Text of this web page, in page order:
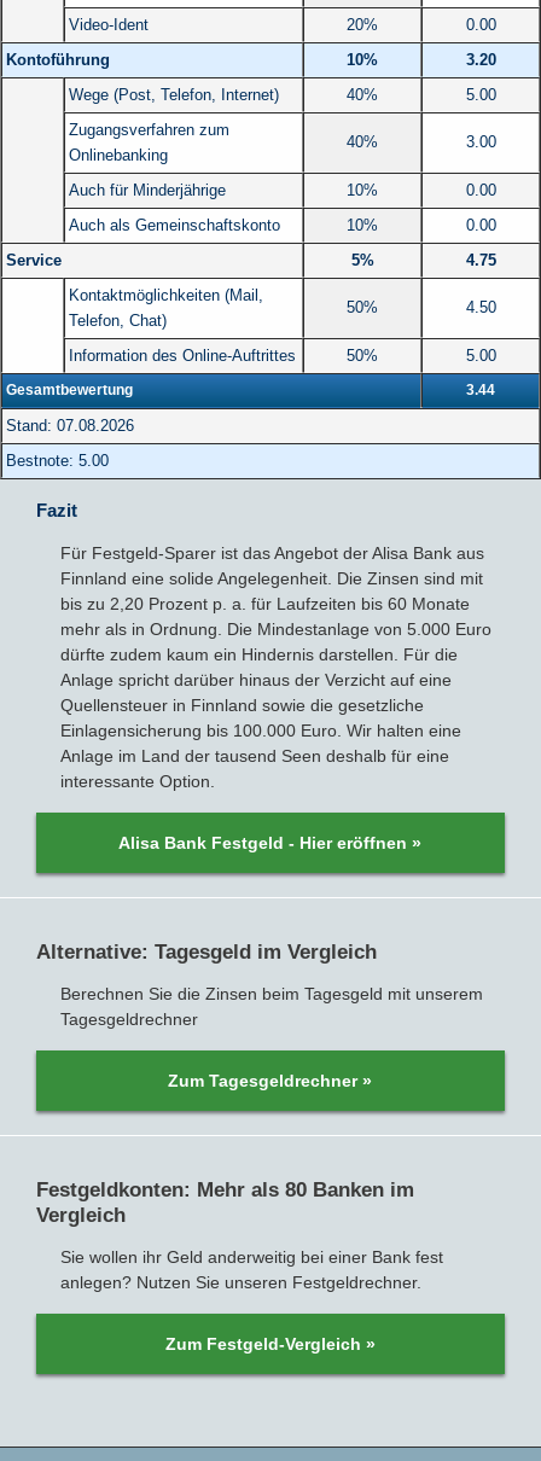
Video-Ident 20%
0.00
Kontoführung
10%
3.20
Wege (Post, Telefon, Internet)
40%
5.00
Zugangsverfahren zum
Onlinebanking
40% 3.00
Auch für Minderjährige 10%
0.00
Auch als Gemeinschaftskonto
10%
0.00
Service
5%
4.75
Kontaktmöglichkeiten (Mail,
Telefon, Chat)
50% 4.50
Information des Online-Auftrittes 50% 5.00
Gesamtbewertung 3.44
Stand: 07.08.2026
Bestnote: 5.00
Fazit
Für Festgeld-Sparer ist das Angebot der Alisa Bank aus
Finnland eine solide Angelegenheit. Die Zinsen sind mit
bis zu 2,20 Prozent p. a. für Laufzeiten bis 60 Monate
mehr als in Ordnung. Die Mindestanlage von 5.000 Euro
dürfte zudem kaum ein Hindernis darstellen. Für die
Anlage spricht darüber hinaus der Verzicht auf eine
Quellensteuer in Finnland sowie die gesetzliche
Einlagensicherung bis 100.000 Euro. Wir halten eine
Anlage im Land der tausend Seen deshalb für eine
interessante Option.
Alisa Bank Festgeld - Hier eröffnen »
Alternative: Tagesgeld im Vergleich
Berechnen Sie die Zinsen beim Tagesgeld mit unserem
Tagesgeldrechner
Zum Tagesgeldrechner »
Festgeldkonten: Mehr als 80 Banken im
Vergleich
Sie wollen ihr Geld anderweitig bei einer Bank fest
anlegen? Nutzen Sie unseren Festgeldrechner.
Zum Festgeld-Vergleich »